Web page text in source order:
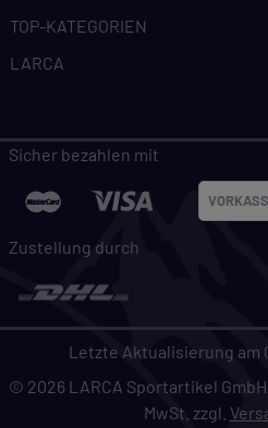
TOP-KATEGORIEN
LARCA
Sicher bezahlen mit
Zustellung durch
Letzte Aktualisierung am
© 2026 LARCA Sportartikel
MwSt. zzgl.